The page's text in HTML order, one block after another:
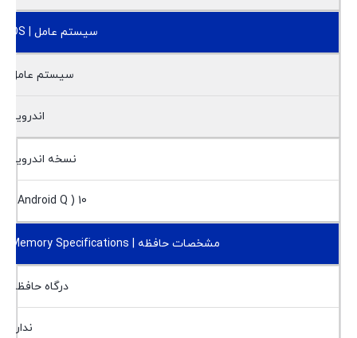
سیستم عامل | OS
سیستم عامل
اندروید
نسخه اندروید
10 ( Android Q )
مشخصات حافظه | Memory Specifications
درگاه حافظه
ندارد